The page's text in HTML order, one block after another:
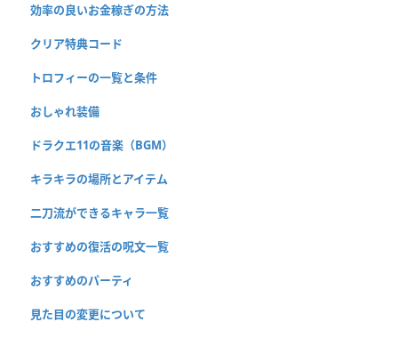
効率の良いお金稼ぎの方法
クリア特典コード
トロフィーの一覧と条件
おしゃれ装備
ドラクエ11の音楽（BGM）
キラキラの場所とアイテム
二刀流ができるキャラ一覧
おすすめの復活の呪文一覧
おすすめのパーティ
見た目の変更について